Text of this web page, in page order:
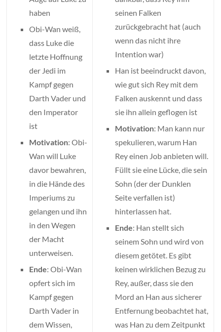
haben
Obi-Wan weiß,
dass Luke die
letzte Hoffnung
der Jedi im
Kampf gegen
Darth Vader und
den Imperator
ist
Motivation: Obi-
Wan will Luke
davor bewahren,
in die Hände des
Imperiums zu
gelangen und ihn
in den Wegen
der Macht
unterweisen.
Ende: Obi-Wan
opfert sich im
Kampf gegen
Darth Vader in
dem Wissen,
seinen Falken
zurückgebracht hat (auch
wenn das nicht ihre
Intention war)
Han ist beeindruckt davon,
wie gut sich Rey mit dem
Falken auskennt und dass
sie ihn allein geflogen ist
Motivation: Man kann nur
spekulieren, warum Han
Rey einen Job anbieten will.
Füllt sie eine Lücke, die sein
Sohn (der der Dunklen
Seite verfallen ist)
hinterlassen hat.
Ende: Han stellt sich
seinem Sohn und wird von
diesem getötet. Es gibt
keinen wirklichen Bezug zu
Rey, außer, dass sie den
Mord an Han aus sicherer
Entfernung beobachtet hat,
was Han zu dem Zeitpunkt